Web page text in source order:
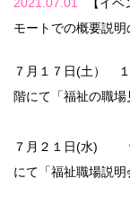
2021.07.01
【イ
モートでの概要説
７月１７日(土）
階にて「福祉の職場
７月２１日(水)
にて「福祉職場説明